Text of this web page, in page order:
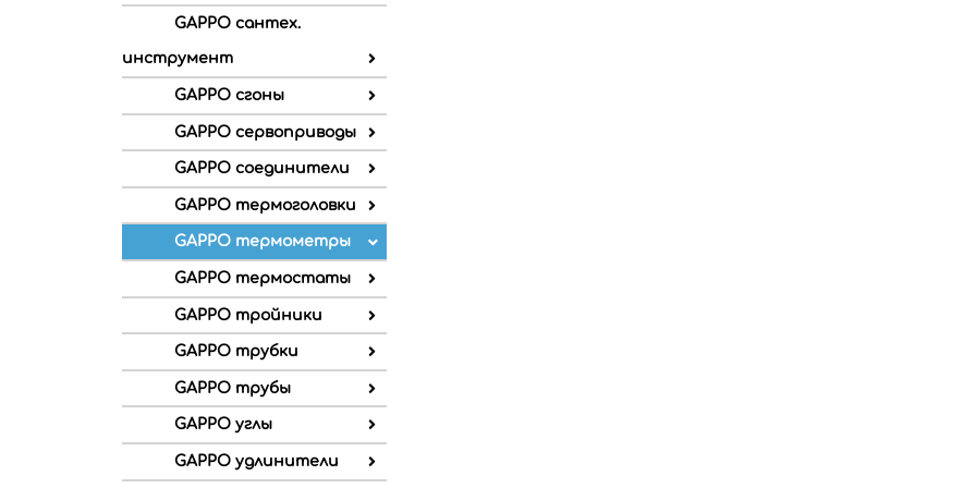
GAPPO сантех.
инструмент
GAPPO сгоны
GAPPO сервоприводы
GAPPO соединители
GAPPO термоголовки
GAPPO термометры
GAPPO термостаты
GAPPO тройники
GAPPO трубки
GAPPO трубы
GAPPO углы
GAPPO удлинители